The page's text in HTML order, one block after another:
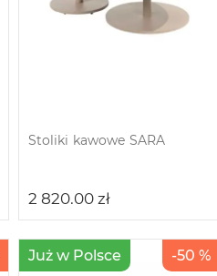
Stoliki kawowe SARA
2 820.00 zł
Już w Polsce -50 %